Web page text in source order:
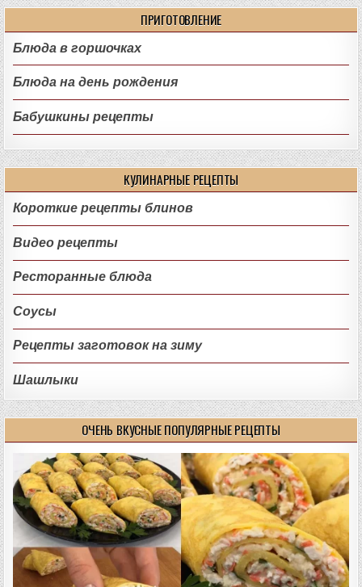
ПРИГОТОВЛЕНИЕ
Блюда в горшочках
Блюда на день рождения
Бабушкины рецепты
КУЛИНАРНЫЕ РЕЦЕПТЫ
Короткие рецепты блинов
Видео рецепты
Ресторанные блюда
Соусы
Рецепты заготовок на зиму
Шашлыки
ОЧЕНЬ ВКУСНЫЕ ПОПУЛЯРНЫЕ РЕЦЕПТЫ